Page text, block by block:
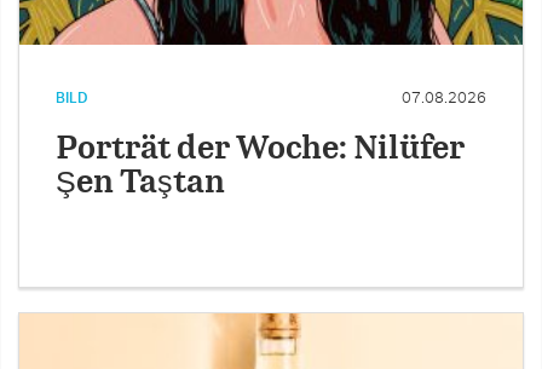
BILD 07.08.2026
Porträt der Woche: Nilüfer
Şen Taştan